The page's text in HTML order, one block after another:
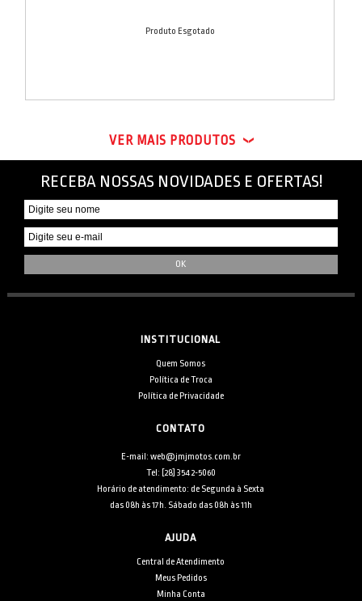
Produto Esgotado
VER MAIS PRODUTOS
RECEBA NOSSAS NOVIDADES E OFERTAS!
INSTITUCIONAL
Quem Somos
Política de Troca
Política de Privacidade
CONTATO
E-mail: web@jmjmotos.com.br
Tel: [28] 3542-5060
Horário de atendimento: de Segunda à Sexta
das 08h às 17h. Sábado das 08h às 11h
AJUDA
Central de Atendimento
Meus Pedidos
Minha Conta